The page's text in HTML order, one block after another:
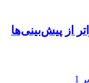
از جام جهانی ۲۰۲۶ فراتر از پیش‌بینی‌ها